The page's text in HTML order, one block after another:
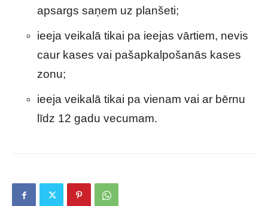
apsargs saņem uz planšeti;
ieeja veikalā tikai pa ieejas vārtiem, nevis
caur kases vai pašapkalpošanās kases
zonu;
ieeja veikalā tikai pa vienam vai ar bērnu
līdz 12 gadu vecumam.